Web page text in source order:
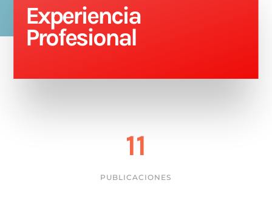
Experiencia
Profesional
11
PUBLICACIONES